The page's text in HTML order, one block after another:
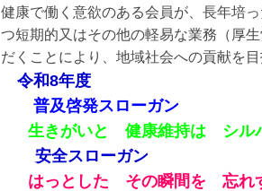
健康で働く意欲のある会員が、長年培
つ短期的又はその他の軽易な業務（厚
だくことにより、地域社会への貢献を
令和8年度
普及啓発スローガン
生きがいと 健康維持は シル
安全スローガン
はっとした その瞬間を 忘れ